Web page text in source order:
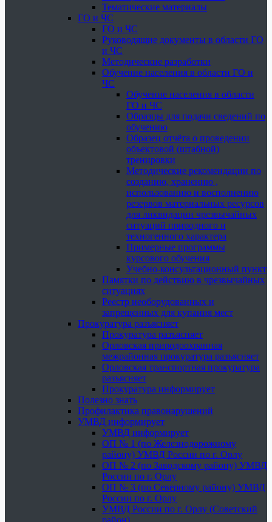
Тематические материалы
ГО и ЧС
ГО и ЧС
Руководящие документы в области ГО
и ЧС
Методические разработки
Обучение населения в области ГО и
ЧС
Обучение населения в области
ГО и ЧС
Образцы для подачи сведений по
обучению
Образец отчёта о проведении
объектовой (штабной)
тренировки
Методические рекомендации по
созданию, хранению ,
использованию и восполнению
резервов материальных ресурсов
для ликвидации чрезвычайных
ситуаций природного и
техногенного характера
Примерные программы
курсового обучения
Учебно-консультационный пункт
Памятки по действию в чрезвычайных
ситуациях
Реестр необорудованных и
запрещенных для купания мест
Прокуратура разъясняет
Прокуратура разъясняет
Орловская природоохранная
межрайонная прокуратура разъясняет
Орловская транспортная прокуратура
разъясняет
Прокуратура информирует
Полезно знать
Профилактика правонарушений
УМВД информирует
УМВД информирует
ОП № 1 (по Железнодорожному
району) УМВД России по г. Орлу
ОП № 2 (по Заводскому району) УМВД
России по г. Орлу
ОП № 3 (по Северному району) УМВД
России по г. Орлу
УМВД России по г. Орлу (Советский
район)